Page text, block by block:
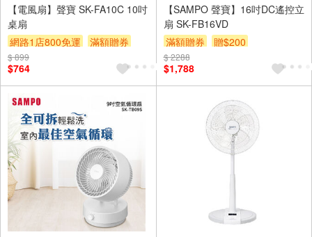
【電風扇】聲寶 SK-FA10C 10吋
桌扇
網路1店800免運
滿額贈券
贈$200
$ 899
$764
【SAMPO 聲寶】16吋DC遙控立
扇 SK-FB16VD
滿額贈券
贈$200
$ 2288
$1,788